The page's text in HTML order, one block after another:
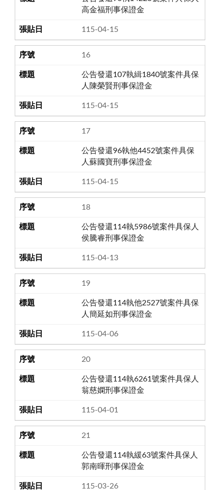
高金福刑事保證金
115-04-15
16
公告發還107執緝1840號案件具保
人陳榮賢刑事保證金
115-04-15
17
公告發還96執他4452號案件具保
人蘇國寶刑事保證金
115-04-15
18
公告發還114執5986號案件具保人
侯騰睿刑事保證金
115-04-13
19
公告發還114執他2527號案件具保
人簡延如刑事保證金
115-04-06
20
公告發還114執6261號案件具保人
翁慈嫻刑事保證金
115-04-01
21
公告發還114執緩63號案件具保人
郭南暉刑事保證金
115-03-26